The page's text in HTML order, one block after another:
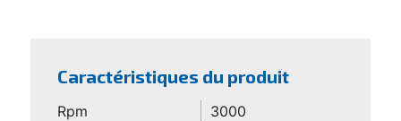
Caractéristiques du produit
Rpm 3000